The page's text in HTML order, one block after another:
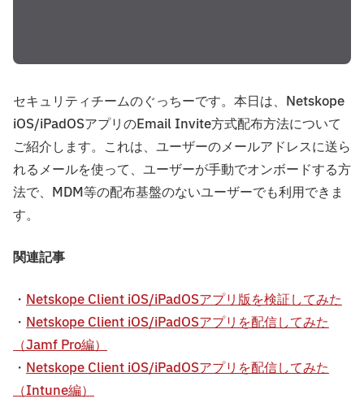
セキュリティチームのぐっちーです。本日は、Netskope
iOS/iPadOSアプリのEmail Invite方式配布方法について
ご紹介します。これは、ユーザーのメールアドレスに送ら
れるメールを使って、ユーザーが手動でオンボードする方
法で、MDM等の配布基盤のないユーザーでも利用できま
す。
関連記事
・ Netskope Client iOS/iPadOSアプリ版を検証してみた
・ Netskope Client iOS/iPadOSアプリを配信してみた
（Jamf Pro編）
・ Netskope Client iOS/iPadOSアプリを配信してみた
（Intune編）